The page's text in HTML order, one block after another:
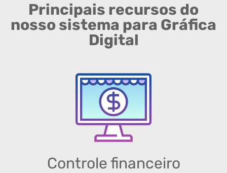
Principais recursos do
nosso sistema para Gráfica
Digital
Controle financeiro